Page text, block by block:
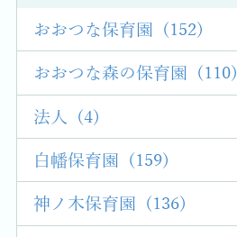
おおつな保育園 (152)
おおつな森の保育園 (110)
法人 (4)
白幡保育園 (159)
神ノ木保育園 (136)